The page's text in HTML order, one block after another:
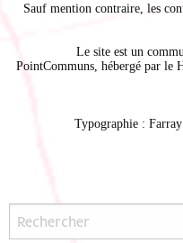
Sauf mention contraire, les
Le site est un
PointCommuns , hébergé par le
Typographie :